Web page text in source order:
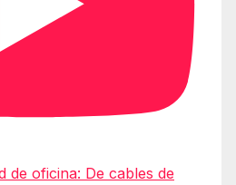
de oficina: De cables de